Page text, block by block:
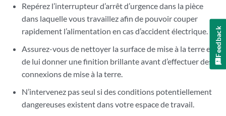
Repérez l’interrupteur d’arrêt d’urgence dans la pièce
dans laquelle vous travaillez afin de pouvoir couper
rapidement l’alimentation en cas d’accident électrique.
Assurez-vous de nettoyer la surface de mise à la terre et
de lui donner une finition brillante avant d’effectuer des
connexions de mise à la terre.
N’intervenez pas seul si des conditions potentiellement
dangereuses existent dans votre espace de travail.
Feedback